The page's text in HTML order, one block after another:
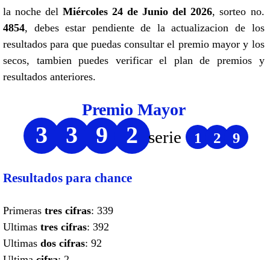
la noche delMiércoles 24 de Junio del 2026, sorteo no.
4854, debes estar pendiente de la actualizacion de los
resultados para que puedas consultar el premio mayor y los
secos, tambien puedes verificar el plan de premios y
resultados anteriores.
Premio Mayor
3 3 9 2 serie 1 2 9
Resultados para chance
Primeras tres cifras: 339
Ultimas tres cifras: 392
Ultimas dos cifras: 92